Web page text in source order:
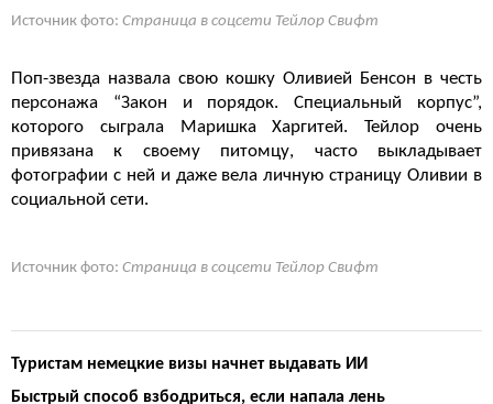
Источник фото: Страница в соцсети Тейлор Свифт
Поп-звезда назвала свою кошку Оливией Бенсон в честь
персонажа “Закон и порядок. Специальный корпус”,
которого сыграла Маришка Харгитей. Тейлор очень
привязана к своему питомцу, часто выкладывает
фотографии с ней и даже вела личную страницу Оливии в
социальной сети.
Источник фото: Страница в соцсети Тейлор Свифт
Туристам немецкие визы начнет выдавать ИИ
Быстрый способ взбодриться, если напала лень